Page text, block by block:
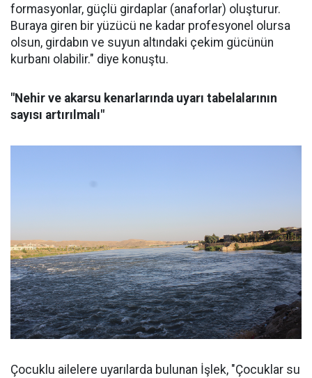
formasyonlar, güçlü girdaplar (anaforlar) oluşturur.
Buraya giren bir yüzücü ne kadar profesyonel olursa
olsun, girdabın ve suyun altındaki çekim gücünün
kurbanı olabilir." diye konuştu.
"Nehir ve akarsu kenarlarında uyarı tabelalarının
sayısı artırılmalı"
Çocuklu ailelere uyarılarda bulunan İşlek, "Çocuklar su